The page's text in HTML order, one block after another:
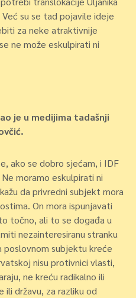
su se tad pojavile ideje
za neke atraktivnije
ne može eskulpirati ni
je u medijima tadašnji
ako se dobro sjećam, i IDF
moramo eskulpirati ni
da privredni subjekt mora
On mora ispunjavati
točno, ali to se događa u
nezainteresiranu stranku
poslovnom subjektu kreće
nisu protivnici vlasti,
ne kreću radikalno ili
ili državu, za razliku od